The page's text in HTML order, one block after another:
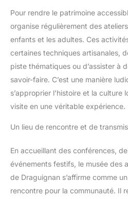
Pour rendre le patrimoine
organise régulièrement des
enfants et les adultes. Ces
certaines techniques artisanales,
piste thématiques ou d’assister à
savoir-faire. C’est une manière
s’approprier l’histoire et la culture
visite en une véritable expérience.
Un lieu de rencontre et de
En accueillant des conférences,
événements festifs, le musée des
de Draguignan s’affirme comme
rencontre pour la communauté. Il